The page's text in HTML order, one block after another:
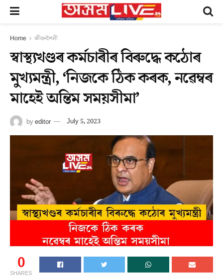
Home জীৱনশৈলী
স্বাস্থ্যখণ্ডৰ কৰ্মচাৰীৰ বিৰুদ্ধে কঠোৰ
মুখ্যমন্ত্ৰী, ‘নিজকে ঠিক কৰক, নৱেম্বৰ
মাহেই অন্তিম সময়সীমা’
byeditor July 5, 2023
0
SHARES